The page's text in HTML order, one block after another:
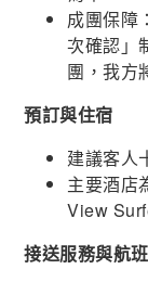
成團保障
次確認」
團，我方
預訂與住宿
建議客人
主要酒店
View
接送服務與航